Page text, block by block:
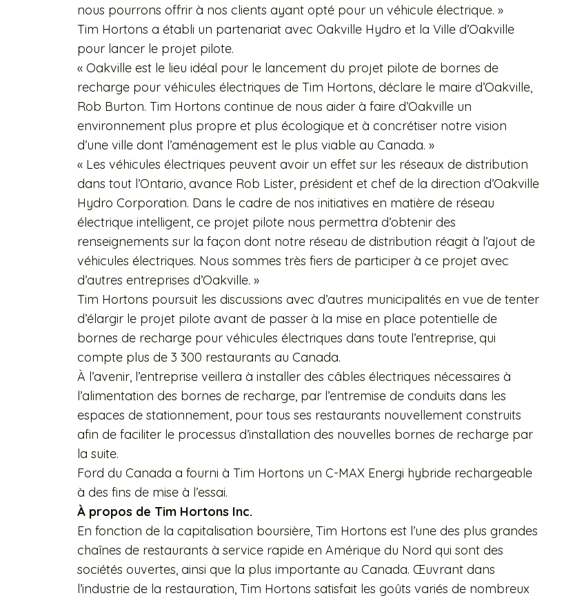
nous pourrons offrir à nos clients ayant opté pour un véhicule électrique. »
Tim Hortons a établi un partenariat avec Oakville Hydro et la Ville d’Oakville
pour lancer le projet pilote.
« Oakville est le lieu idéal pour le lancement du projet pilote de bornes de
recharge pour véhicules électriques de Tim Hortons, déclare le maire d’Oakville,
Rob Burton. Tim Hortons continue de nous aider à faire d’Oakville un
environnement plus propre et plus écologique et à concrétiser notre vision
d’une ville dont l’aménagement est le plus viable au Canada. »
« Les véhicules électriques peuvent avoir un effet sur les réseaux de distribution
dans tout l’Ontario, avance Rob Lister, président et chef de la direction d’Oakville
Hydro Corporation. Dans le cadre de nos initiatives en matière de réseau
électrique intelligent, ce projet pilote nous permettra d’obtenir des
renseignements sur la façon dont notre réseau de distribution réagit à l’ajout de
véhicules électriques. Nous sommes très fiers de participer à ce projet avec
d’autres entreprises d’Oakville. »
Tim Hortons poursuit les discussions avec d’autres municipalités en vue de tenter
d’élargir le projet pilote avant de passer à la mise en place potentielle de
bornes de recharge pour véhicules électriques dans toute l’entreprise, qui
compte plus de 3 300 restaurants au Canada.
À l’avenir, l’entreprise veillera à installer des câbles électriques nécessaires à
l’alimentation des bornes de recharge, par l’entremise de conduits dans les
espaces de stationnement, pour tous ses restaurants nouvellement construits
afin de faciliter le processus d’installation des nouvelles bornes de recharge par
la suite.
Ford du Canada a fourni à Tim Hortons un C-MAX Energi hybride rechargeable
à des fins de mise à l’essai.
À propos de Tim Hortons Inc.
En fonction de la capitalisation boursière, Tim Hortons est l’une des plus grandes
chaînes de restaurants à service rapide en Amérique du Nord qui sont des
sociétés ouvertes, ainsi que la plus importante au Canada. Œuvrant dans
l’industrie de la restauration, Tim Hortons satisfait les goûts variés de nombreux